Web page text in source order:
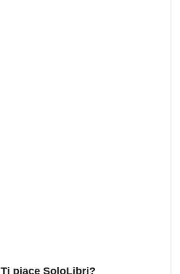
Ti piace SoloLibri?